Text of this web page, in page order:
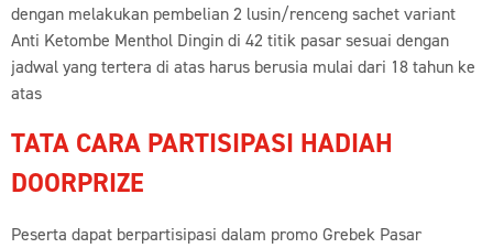
dengan melakukan pembelian 2 lusin/renceng sachet variant
Anti Ketombe Menthol Dingin di 42 titik pasar sesuai dengan
jadwal yang tertera di atas harus berusia mulai dari 18 tahun ke
atas
TATA CARA PARTISIPASI HADIAH
DOORPRIZE
Peserta dapat berpartisipasi dalam promo Grebek Pasar